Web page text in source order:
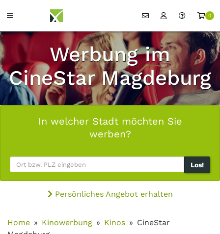
0
Werbung im
CineStar Magdeburg
In welcher Stadt möchten Sie
werben?
Los!
Persönliches Angebot erhalten
Home Kinowerbung Kinos
CineStar